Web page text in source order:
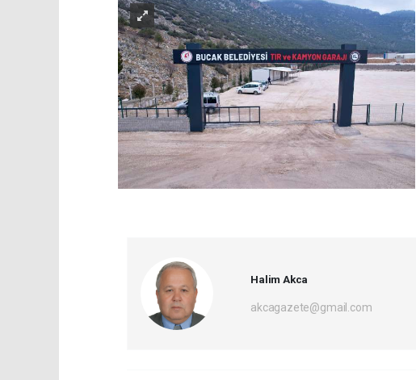
Halim Akca
akcagazete@gmail.com